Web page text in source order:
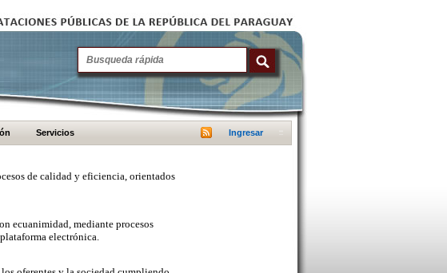
Servicios Ingresar
de calidad y eficiencia, orientados
ecuanimidad, mediante procesos
electrónica.